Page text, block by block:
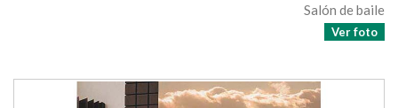
Salón de baile
Ver foto